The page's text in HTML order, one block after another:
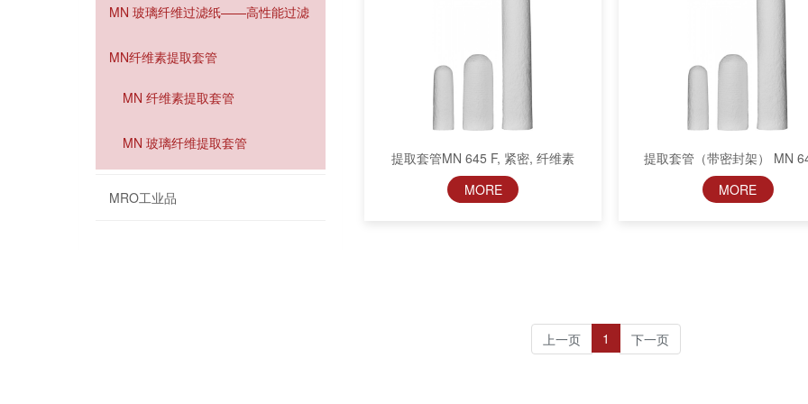
MN 玻璃纤维过滤纸——高性能过滤
MN纤维素提取套管
MN 纤维素提取套管
MN 玻璃纤维提取套管
MRO工业品
提取套管MN 645 F, 紧密, 纤维素
MORE
提取套管（带密封架） MN
MORE
上一页 1 下一页